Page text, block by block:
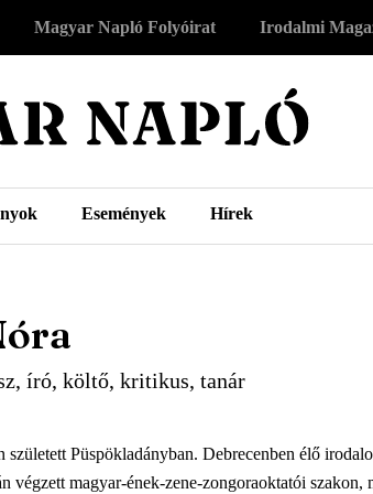
Események Hírek
Magyar Napló Folyóirat Irodalmi
író, költő, kritikus, tanár
született Püspökladányban. Debrecenben élő
végzett magyar-ének-zene-zongoraoktatói szakon,